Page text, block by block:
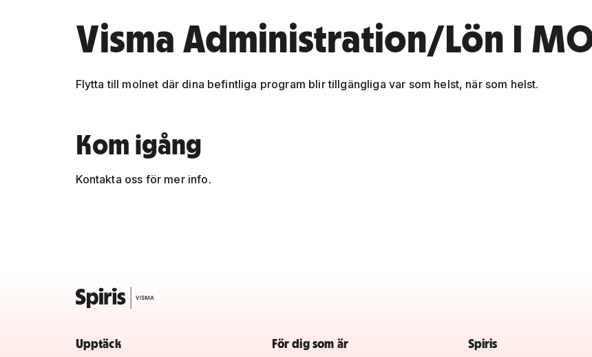
Visma Administration/Lön I
Flytta till molnet där dina befintliga program blir tillgängliga var som helst, när som helst.
Kom igång
Kontakta oss för mer info.
Upptäck För dig som är Spiris